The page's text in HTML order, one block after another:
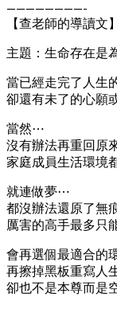
————————-
【查老師的導讀文】
主題：生命存在是
當已經走完了人生
卻還有未了的心願
當然⋯
沒有辦法再重回原
家庭成員生活環境
就連做夢⋯
都沒辦法還原了無
厲害的高手最多只
會再選個最適合的
再擦掉黑板重寫人
卻也不是本尊而是